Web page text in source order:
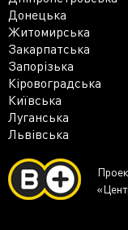
Донецька
Житомирська
Закарпатська
Запорізька
Кіровоградська
Київська
Луганська
Львівська